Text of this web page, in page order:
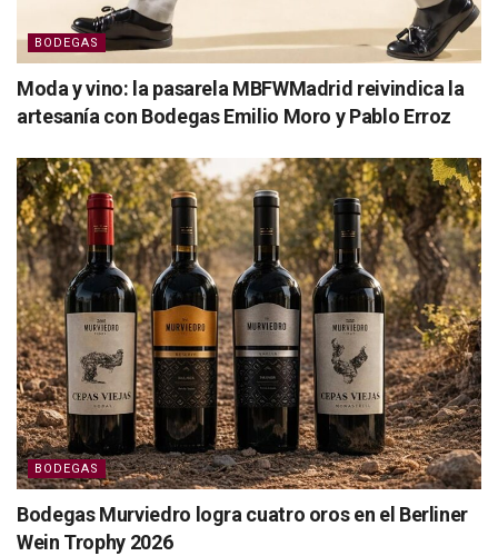
BODEGAS
Moda y vino: la pasarela MBFWMadrid reivindica la
artesanía con Bodegas Emilio Moro y Pablo Erroz
BODEGAS
Bodegas Murviedro logra cuatro oros en el Berliner
Wein Trophy 2026